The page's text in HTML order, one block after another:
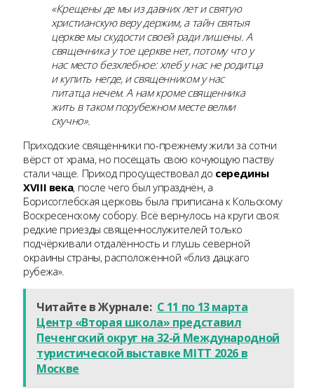
«Крещены де мы из давних лет и святую
христианскую веру держим, а тайн святыя
церкве мы скудости своей ради лишены. А
священника у тое церкве нет, потому что у
нас место безхлебное: хлеб у нас не родитца
и купить негде, и священником у нас
питатца нечем. А нам кроме священника
жить в таком порубежном месте велми
скучно».
Приходские священники по-прежнему жили за сотни
вёрст от храма, но посещать свою кочующую паству
стали чаще. Приход просуществовал до середины
XVIII века, после чего был упразднён, а
Борисоглебская церковь была приписана к Кольскому
Воскресенскому собору. Всё вернулось на круги своя:
редкие приезды священнослужителей только
подчёркивали отдалённость и глушь северной
окраины страны, расположенной «близ дацкаго
рубежа».
Читайте в Журнале: С 11 по 13 марта
Центр «Вторая школа» представил
Печенгский округ на 32-й Международной
туристической выставке MITT 2026 в
Москве